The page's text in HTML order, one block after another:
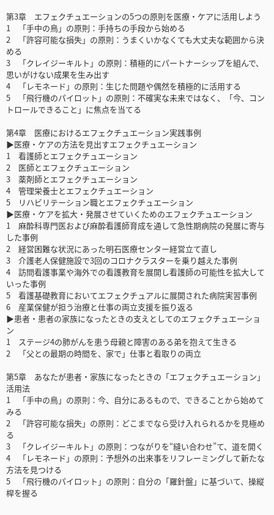
第3章 エフェクチュエーションの5つの原則を医療・ケアに活用しよう
1 「手中の鳥」の原則：手持ちの手段から始める
2 「許容可能な損失」の原則：うまくいかなくても大丈夫な範囲から決
める
3 「クレイジーキルト」の原則：積極的にパートナーシップを組んで、
思いがけない成果を生み出す
4 「レモネード」の原則：生じた問題や偶然を積極的に活用する
5 「飛行機のパイロット」の原則：不確実な未来ではなく、「今、コン
トロールできること」に焦点を当てる
第4章 医療におけるエフェクチュエーション実践事例
▶医療・ケアの方法を見出すエフェクチュエーション
1 看護師とエフェクチュエーション
2 医師とエフェクチュエーション
3 薬剤師とエフェクチュエーション
4 管理栄養士とエフェクチュエーション
5 リハビリテーション職とエフェクチュエーション
▶医療・ケアを拡大・発展させていくためのエフェクチュエーション
1 麻酔科専門医および麻酔看護師育成を通して急性期病院の発展に寄与
した事例
2 経営困難な状況にあった明石医療センター経営立て直し
3 介護老人保健施設で3回のコロナクラスターを乗り越えた事例
4 訪問看護事業や海外での看護教育を展開し看護師の可能性を拡大して
いった事例
5 看護基礎教育においてエフェクチュアルに展開された病院実習事例
6 産業保健が担う治療と仕事の両立支援を振り返る
▶患者・患者の家族になったときの支えとしてのエフェクチュエーショ
ン
1 ステージ4の肺がんを患う母親と障害のある弟を抱えて生きる
2 「父との最期の時間を、家で」仕事と看取りの両立
第5章 あなたが患者・家族になったときの「エフェクチュエーション」
活用法
1 「手中の鳥」の原則：今、自分にあるもので、できることから始めて
みる
2 「許容可能な損失」の原則：どこまでなら受け入れられるかを見極め
る
3 「クレイジーキルト」の原則：つながりを“縫い合わせ”て、道を開く
4 「レモネード」の原則：予想外の出来事をリフレーミングして新たな
方法を見つける
5 「飛行機のパイロット」の原則：自分の「羅針盤」に基づいて、操縦
桿を握る